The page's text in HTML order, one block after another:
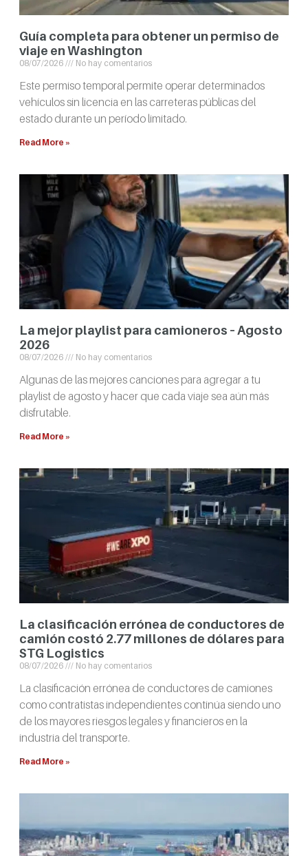
Guía completa para obtener un permiso de
viaje en Washington
08/07/2026 No hay comentarios
Este permiso temporal permite operar determinados
vehículos sin licencia en las carreteras públicas del
estado durante un período limitado.
Read More »
La mejor playlist para camioneros – Agosto
2026
08/07/2026 No hay comentarios
Algunas de las mejores canciones para agregar a tu
playlist de agosto y hacer que cada viaje sea aún más
disfrutable.
Read More »
La clasificación errónea de conductores de
camión costó 2.77 millones de dólares para
STG Logistics
08/07/2026 No hay comentarios
La clasificación errónea de conductores de camiones
como contratistas independientes continúa siendo uno
de los mayores riesgos legales y financieros en la
industria del transporte.
Read More »